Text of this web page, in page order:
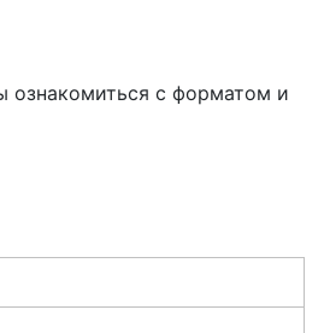
ознакомиться с форматом и